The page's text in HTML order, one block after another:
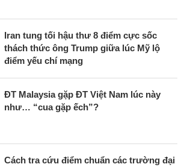
Iran tung tối hậu thư 8 điểm cực sốc
thách thức ông Trump giữa lúc Mỹ lộ
điểm yếu chí mạng
ĐT Malaysia gặp ĐT Việt Nam lúc này
như… “cua gặp ếch”?
Cách tra cứu điểm chuẩn các trường đại